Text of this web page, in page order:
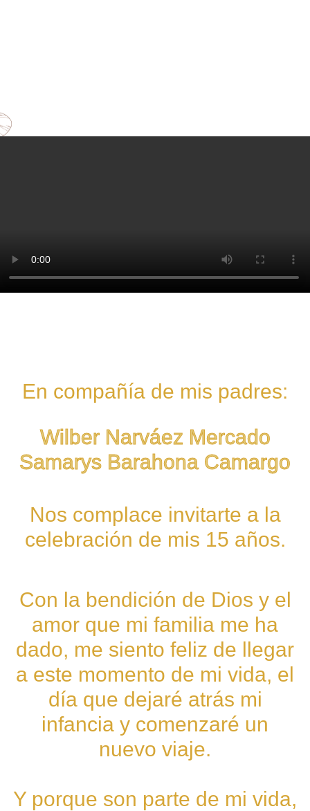
En compañía de mis padres:
Wilber Narváez Mercado
Samarys Barahona Camargo
Nos complace invitarte a la
celebración de mis 15 años.
Con la bendición de Dios y el
amor que mi familia me ha
dado, me siento feliz de llegar
a este momento de mi vida, el
día que dejaré atrás mi
infancia y comenzaré un
nuevo viaje.
Y porque son parte de mi vida,